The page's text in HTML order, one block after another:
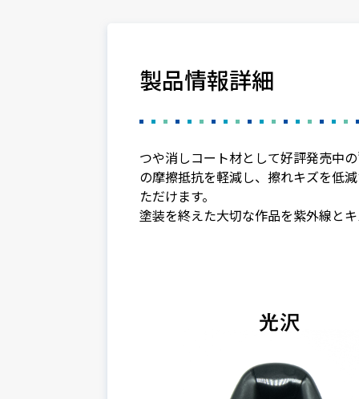
製品情報詳細
つや消しコート材として好評発売中
の摩擦抵抗を軽減し、擦れキズを低
ただけます。
塗装を終えた大切な作品を紫外線と